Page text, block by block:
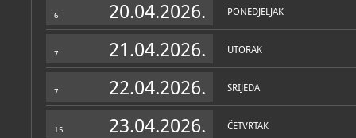
6 20.04.2026. PONEDJELJAK
7 21.04.2026. UTORAK
7 22.04.2026. SRIJEDA
15 23.04.2026. ČETVRTAK